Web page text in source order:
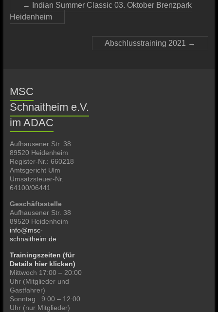
←
Indian Summer Classic 03. Oktober Brenzpark
Heidenheim
Abschlusstraining 2021 →
MSC
Schnaitheim e.V.
im ADAC
Aufhausener Str. 38
89520 Heidenheim
Register-Nr.: 660218
Amtsgericht Ulm
Umsatzsteuer-Nr.
64100/06441
Geschäftsstelle
Aufhausener Str. 38
89520 Heidenheim
info@msc-
schnaitheim.de
Trainingszeiten (für
Details hier klicken)
Mittwoch 17:00 – 20:00
Uhr (Mitglieder und
Gastfahrer)
Sonntag 9:00 – 12:00
Uhr (nur Mitglieder)